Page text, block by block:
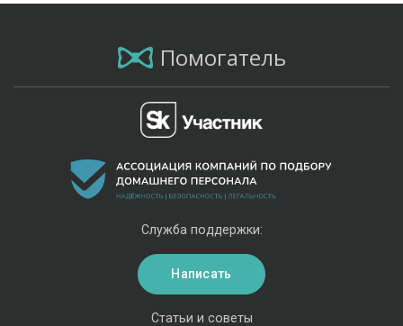
Помогатель
Статьи и советы
Служба поддержки:
Написать